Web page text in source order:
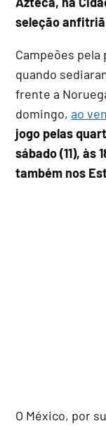
seleção
Campeões pela
quando
frente a
domingo,ao
jogo pelas
sábado (11), às
também nos
O México, por